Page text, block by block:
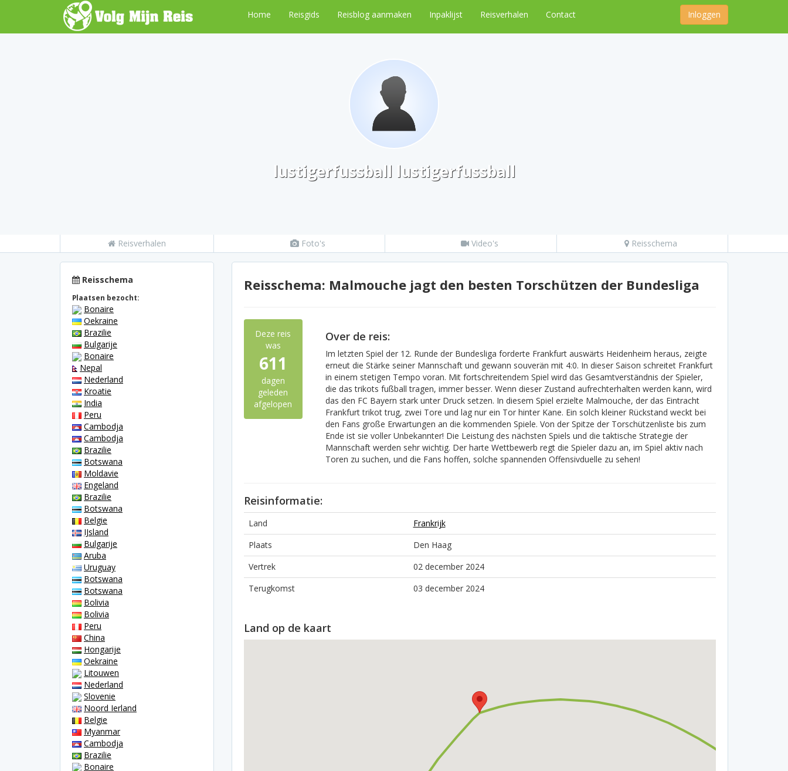
Home Reisgids Reisblog aanmaken Inpaklijst Reisverhalen Contact Inloggen
lustigerfussball lustigerfussball
Reisverhalen Foto's Video's Reisschema
Reisschema
Plaatsen bezocht:
Bonaire
Oekraine
Brazilie
Bulgarije
Bonaire
Nepal
Nederland
Kroatie
India
Peru
Cambodja
Cambodja
Brazilie
Botswana
Moldavie
Engeland
Brazilie
Botswana
Belgie
IJsland
Bulgarije
Aruba
Uruguay
Botswana
Botswana
Bolivia
Bolivia
Peru
China
Hongarije
Oekraine
Litouwen
Nederland
Slovenie
Noord Ierland
Belgie
Myanmar
Cambodja
Brazilie
Bonaire
Reisschema: Malmouche jagt den besten Torschützen der Bundesliga
Deze reis
was
611
dagen
geleden
afgelopen
Over de reis:
Im letzten Spiel der 12. Runde der Bundesliga forderte Frankfurt auswärts Heidenheim heraus, zeigte
erneut die Stärke seiner Mannschaft und gewann souverän mit 4:0. In dieser Saison schreitet Frankfurt
in einem stetigen Tempo voran. Mit fortschreitendem Spiel wird das Gesamtverständnis der Spieler,
die das trikots fußball tragen, immer besser. Wenn dieser Zustand aufrechterhalten werden kann, wird
das den FC Bayern stark unter Druck setzen. In diesem Spiel erzielte Malmouche, der das Eintracht
Frankfurt trikot trug, zwei Tore und lag nur ein Tor hinter Kane. Ein solch kleiner Rückstand weckt bei
den Fans große Erwartungen an die kommenden Spiele. Von der Spitze der Torschützenliste bis zum
Ende ist sie voller Unbekannter! Die Leistung des nächsten Spiels und die taktische Strategie der
Mannschaft werden sehr wichtig. Der harte Wettbewerb regt die Spieler dazu an, im Spiel aktiv nach
Toren zu suchen, und die Fans hoffen, solche spannenden Offensivduelle zu sehen!
Reisinformatie:
Land
Frankrijk
Plaats
Den Haag
Vertrek
02 december 2024
Terugkomst
03 december 2024
Land op de kaart